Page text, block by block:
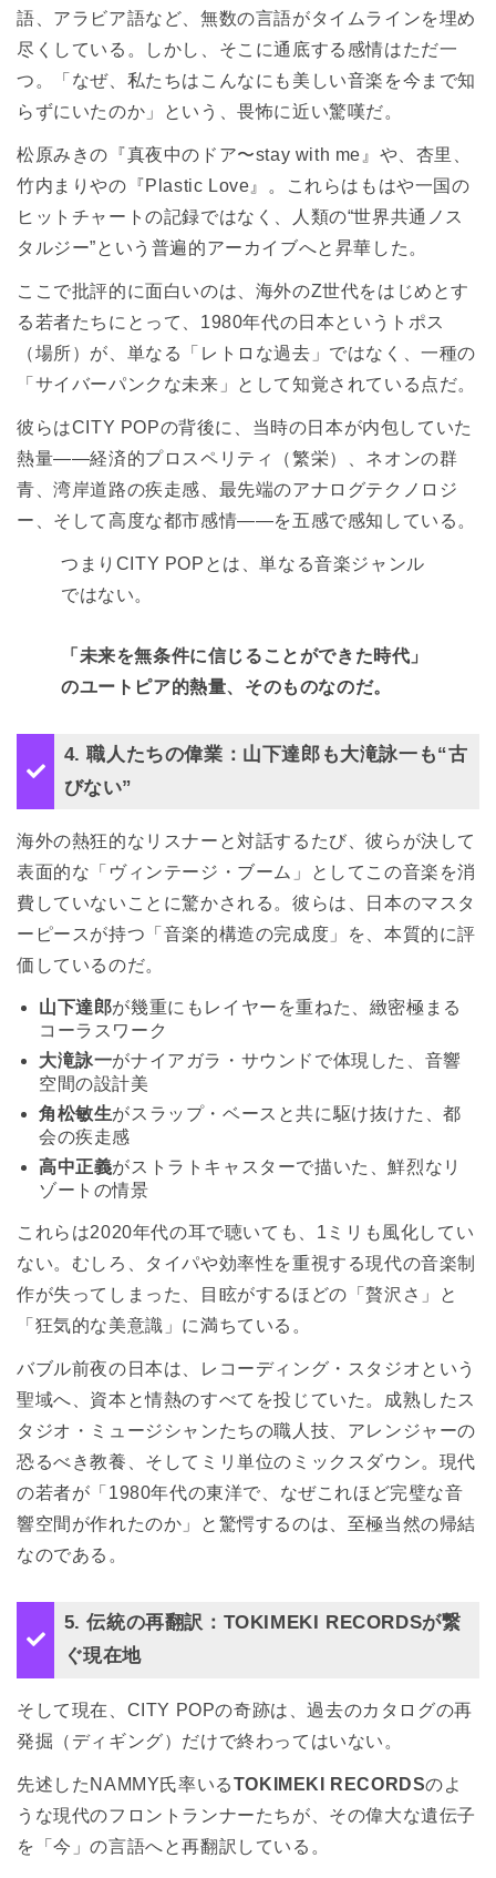
語、アラビア語など、無数の言語がタイムラインを埋め
尽くしている。しかし、そこに通底する感情はただ一
つ。「なぜ、私たちはこんなにも美しい音楽を今まで知
らずにいたのか」という、畏怖に近い驚嘆だ。
松原みきの『真夜中のドア〜stay with me』や、杏里、
竹内まりやの『Plastic Love』。これらはもはや一国の
ヒットチャートの記録ではなく、人類の“世界共通ノス
タルジー”という普遍的アーカイブへと昇華した。
ここで批評的に面白いのは、海外のZ世代をはじめとす
る若者たちにとって、1980年代の日本というトポス
（場所）が、単なる「レトロな過去」ではなく、一種の
「サイバーパンクな未来」として知覚されている点だ。
彼らはCITY POPの背後に、当時の日本が内包していた
熱量――経済的プロスペリティ（繁栄）、ネオンの群
青、湾岸道路の疾走感、最先端のアナログテクノロジ
ー、そして高度な都市感情――を五感で感知している。
つまりCITY POPとは、単なる音楽ジャンル
ではない。
「未来を無条件に信じることができた時代」
のユートピア的熱量、そのものなのだ。
4. 職人たちの偉業：山下達郎も大滝詠一も“古
びない”
海外の熱狂的なリスナーと対話するたび、彼らが決して
表面的な「ヴィンテージ・ブーム」としてこの音楽を消
費していないことに驚かされる。彼らは、日本のマスタ
ーピースが持つ「音楽的構造の完成度」を、本質的に評
価しているのだ。
山下達郎が幾重にもレイヤーを重ねた、緻密極まる
コーラスワーク
大滝詠一がナイアガラ・サウンドで体現した、音響
空間の設計美
角松敏生がスラップ・ベースと共に駆け抜けた、都
会の疾走感
高中正義がストラトキャスターで描いた、鮮烈なリ
ゾートの情景
これらは2020年代の耳で聴いても、1ミリも風化してい
ない。むしろ、タイパや効率性を重視する現代の音楽制
作が失ってしまった、目眩がするほどの「贅沢さ」と
「狂気的な美意識」に満ちている。
バブル前夜の日本は、レコーディング・スタジオという
聖域へ、資本と情熱のすべてを投じていた。成熟したス
タジオ・ミュージシャンたちの職人技、アレンジャーの
恐るべき教養、そしてミリ単位のミックスダウン。現代
の若者が「1980年代の東洋で、なぜこれほど完璧な音
響空間が作れたのか」と驚愕するのは、至極当然の帰結
なのである。
5. 伝統の再翻訳：TOKIMEKI RECORDSが繋
ぐ現在地
そして現在、CITY POPの奇跡は、過去のカタログの再
発掘（ディギング）だけで終わってはいない。
先述したNAMMY氏率いるTOKIMEKI RECORDSのよ
うな現代のフロントランナーたちが、その偉大な遺伝子
を「今」の言語へと再翻訳している。